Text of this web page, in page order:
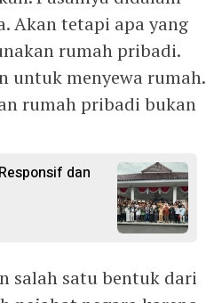
Akan tetapi apa yang
rumah pribadi.
untuk menyewa rumah.
rumah pribadi bukan
dan
salah satu bentuk dari